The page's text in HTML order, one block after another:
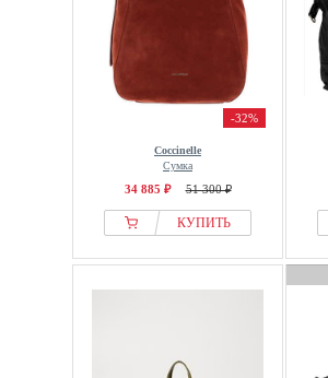
-32%
Coccinelle
Сумка
34 885 ₽ 51 300 ₽
КУПИТЬ